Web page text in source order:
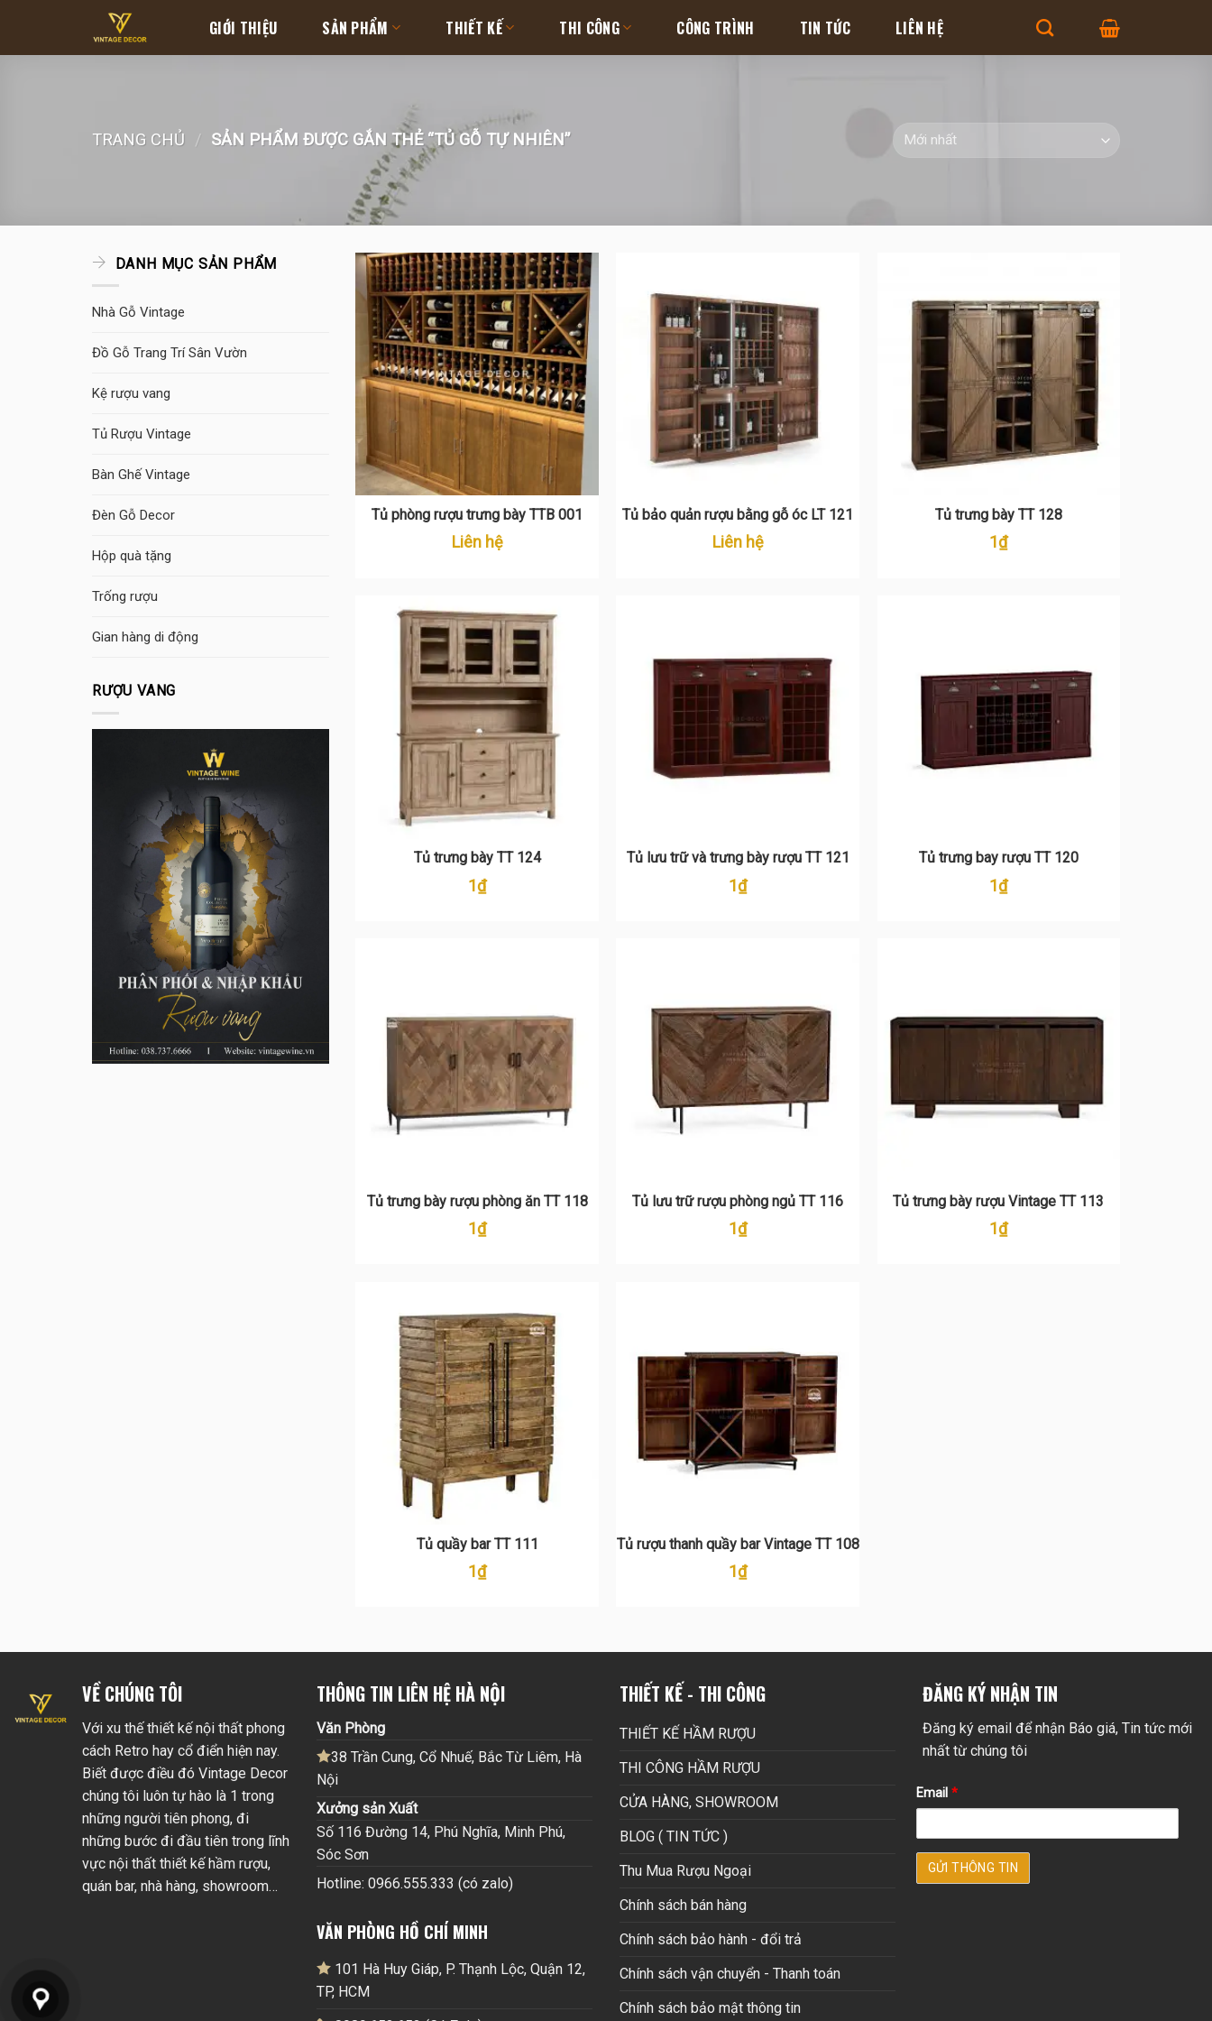
content
GIỚI THIỆU SẢN PHẨM THIẾT KẾ THI CÔNG CÔNG TRÌNH TIN TỨC LIÊN HỆ
TRANG CHỦ / SẢN PHẨM ĐƯỢC GẮN THẺ “TỦ GỖ TỰ NHIÊN”
DANH MỤC SẢN PHẨM
Nhà Gỗ Vintage
Đồ Gỗ Trang Trí Sân Vườn
Kệ rượu vang
Tủ Rượu Vintage
Bàn Ghế Vintage
Đèn Gỗ Decor
Hộp quà tặng
Trống rượu
Gian hàng di động
RƯỢU VANG
Tủ phòng rượu trưng bày TTB 001
Liên hệ
Tủ bảo quản rượu bằng gỗ óc LT 121
Liên hệ
Tủ trưng bày TT 128
1₫
Tủ trưng bày TT 124
1₫
Tủ lưu trữ và trưng bày rượu TT 121
1₫
Tủ trưng bay rượu TT 120
1₫
Tủ trưng bày rượu phòng ăn TT 118
1₫
Tủ lưu trữ rượu phòng ngủ TT 116
1₫
Tủ trưng bày rượu Vintage TT 113
1₫
Tủ quầy bar TT 111
1₫
Tủ rượu thanh quầy bar Vintage TT 108
1₫
VỀ CHÚNG TÔI
Với xu thế thiết kế nội thất phong
cách Retro hay cổ điển hiện nay.
Biết được điều đó Vintage Decor
chúng tôi luôn tự hào là 1 trong
những người tiên phong, đi
những bước đi đầu tiên trong lĩnh
vực nội thất thiết kế hầm rượu,
quán bar, nhà hàng, showroom…
THÔNG TIN LIÊN HỆ HÀ NỘI
Văn Phòng
38 Trần Cung, Cổ Nhuế, Bắc Từ Liêm, Hà
Nội
Xưởng sản Xuất
Số 116 Đường 14, Phú Nghĩa, Minh Phú,
Sóc Sơn
Hotline: 0966.555.333 (có zalo)
VĂN PHÒNG HỒ CHÍ MINH
101 Hà Huy Giáp, P. Thạnh Lộc, Quận 12,
TP, HCM
THIẾT KẾ - THI CÔNG
THIẾT KẾ HẦM RƯỢU
THI CÔNG HẦM RƯỢU
CỬA HÀNG, SHOWROOM
BLOG ( TIN TỨC )
Thu Mua Rượu Ngoại
Chính sách bán hàng
Chính sách bảo hành - đổi trả
Chính sách vận chuyển - Thanh toán
Chính sách bảo mật thông tin
ĐĂNG KÝ NHẬN TIN
Đăng ký email để nhận Báo giá, Tin tức mới
nhất từ chúng tôi
Email *